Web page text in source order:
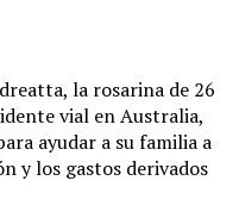
la rosarina de 26
vial en Australia,
ayudar a su familia a
y los gastos derivados